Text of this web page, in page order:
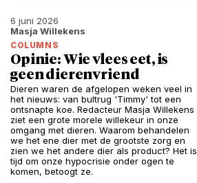
6 juni 2026
Masja Willekens
COLUMNS
Opinie: Wie vlees eet, is
geen dierenvriend
Dieren waren de afgelopen weken veel in
het nieuws: van bultrug 'Timmy' tot een
ontsnapte koe. Redacteur Masja Willekens
ziet een grote morele willekeur in onze
omgang met dieren. Waarom behandelen
we het ene dier met de grootste zorg en
zien we het andere dier als product? Het is
tijd om onze hypocrisie onder ogen te
komen, betoogt ze.